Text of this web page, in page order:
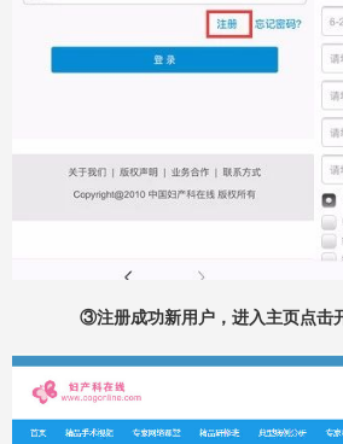
③注册成功新用户，进入主页点击